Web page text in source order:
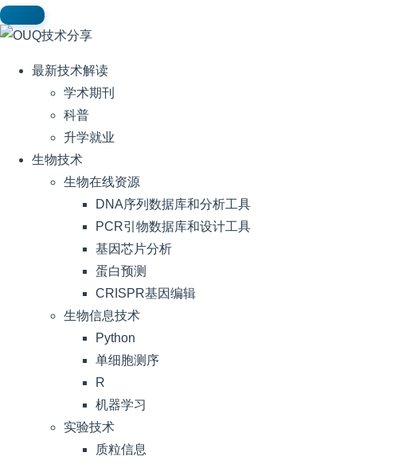
最新技术解读
学术期刊
科普
升学就业
生物技术
生物在线资源
DNA序列数据库和分析工具
PCR引物数据库和设计工具
基因芯片分析
蛋白预测
CRISPR基因编辑
生物信息技术
Python
单细胞测序
R
机器学习
实验技术
质粒信息